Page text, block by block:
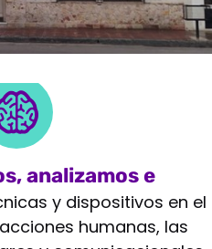
analizamos e
y dispositivos en el
humanas, las